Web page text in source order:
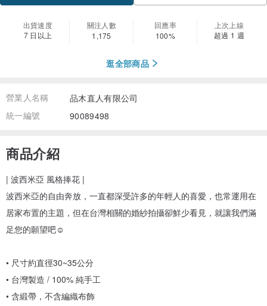
出貨速度
7 日以上
關注人數
1,175
回應率
100%
上次上線
超過 1 週
逛全部商品
營業人名稱
品木直人有限公司
統一編號
90089498
商品介紹
| 波西米亞 風格捧花 |
波西米亞的自由奔放，一直都深受許多的年輕人的喜愛，也常運用在
居家布置的主題，但在台灣相關的婚紗拍攝卻鮮少看見，就讓我們滿
足您的願望吧☺
• 尺寸約直徑30~35公分
• 台灣製造 / 100% 純手工
• 含緞帶，不含編織布飾